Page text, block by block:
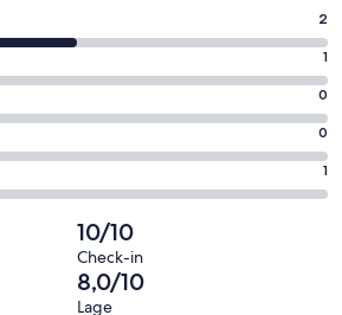
2
1
0
0
1
10/10
Check-in
8,0/10
Lage